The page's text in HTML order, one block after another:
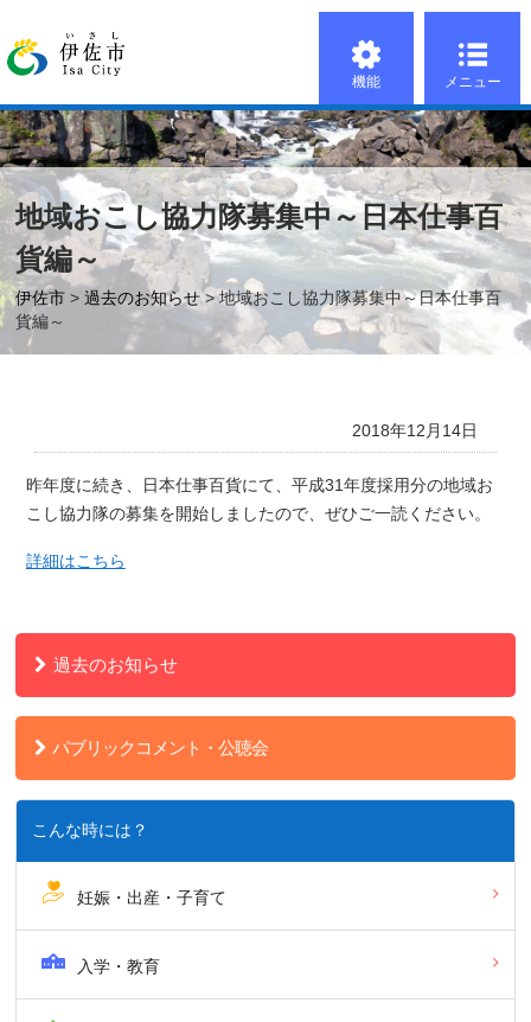
機能 メニュー
地域おこし協力隊募集中～日本仕事百
貨編～
伊佐市 >過去のお知らせ> 地域おこし協力隊募集中～日本仕事百
貨編～
2018年12月14日
昨年度に続き、日本仕事百貨にて、平成31年度採用分の地域お
こし協力隊の募集を開始しましたので、ぜひご一読ください。
詳細はこちら
過去のお知らせ
パブリックコメント・公聴会
こんな時には？
妊娠・出産・子育て
入学・教育